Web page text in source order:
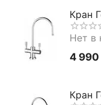
Кран
Нет в
4 990
Кран